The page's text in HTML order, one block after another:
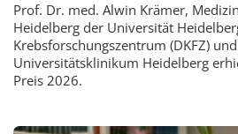
Prof. Dr. med. Alwin Krämer,
Heidelberg der Universität
Krebsforschungszentrum (DKFZ)
Universitätsklinikum Heidelberg
Preis 2026.